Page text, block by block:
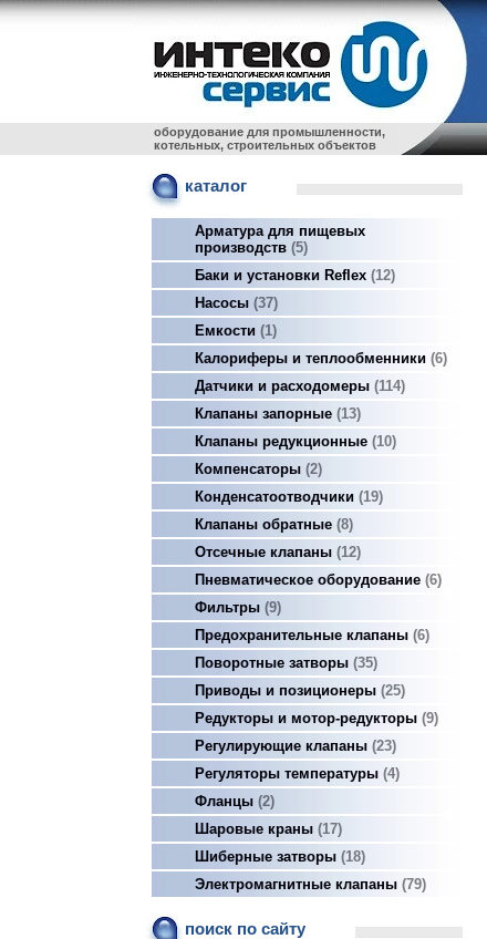
оборудование для промышленности,
котельных, строительных объектов
каталог
Арматура для пищевых
производств 5
Баки и установки Reflex 12
Насосы 37
Емкости
1
Калориферы и теплообменники 6
Датчики и расходомеры 114
Клапаны запорные 13
Клапаны редукционные 10
Компенсаторы 2
Конденсатоотводчики
19
Клапаны обратные 8
Отсечные клапаны 12
Пневматическое оборудование 6
Фильтры 9
Предохранительные клапаны 6
Поворотные затворы 35
Приводы и позиционеры 25
Редукторы и мотор-редукторы 9
Регулирующие клапаны 23
Регуляторы температуры 4
Фланцы 2
Шаровые краны 17
Шиберные затворы 18
Электромагнитные клапаны 79
поиск по сайту